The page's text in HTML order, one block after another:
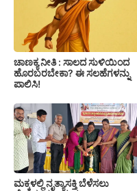
ಚಾಣಕ್ಯ ನೀತಿ : ಸಾಲದ ಸುಳಿಯಿಂದ
ಹೊರಬರಬೇಕಾ? ಈ ಸಲಹೆಗಳನ್ನು
ಪಾಲಿಸಿ!
ಮಕ್ಕಳಲ್ಲಿ ನೃತ್ಯಾಸಕ್ತಿ ಬೆಳೆಸಲು